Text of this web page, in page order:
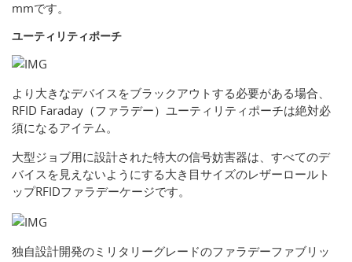
mmです。
ユーティリティポーチ
より大きなデバイスをブラックアウトする必要がある場合、
RFID Faraday（ファラデー）ユーティリティポーチは絶対必
須になるアイテム。
大型ジョブ用に設計された特大の信号妨害器は、すべてのデ
バイスを見えないようにする大き目サイズのレザーロールト
ップRFIDファラデーケージです。
独自設計開発のミリタリーグレードのファラデーファブリッ